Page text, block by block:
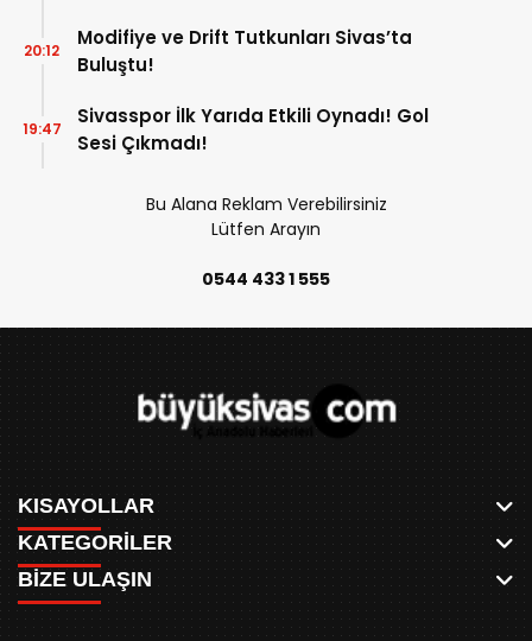
Modifiye ve Drift Tutkunları Sivas’ta
Buluştu!
20:12
Sivasspor İlk Yarıda Etkili Oynadı! Gol
Sesi Çıkmadı!
19:47
Bu Alana Reklam Verebilirsiniz
Lütfen Arayın
0544 433 1 555
KISAYOLLAR
ANASAYFA
AKSU CANLI
MEYDAN CANLI
KATEGORİLER
WHATSAPP
SPOR
BİZE ULAŞIN